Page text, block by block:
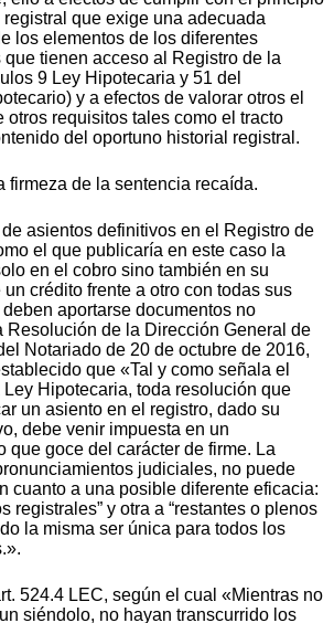
que exige una adecuada
los elementos de los diferentes
tienen acceso al Registro de la
9 Ley Hipotecaria y 51 del
y a efectos de valorar otros el
otros requisitos tales como el tracto
del oportuno historial registral.
de la sentencia recaída.
asientos definitivos en el Registro de
el que publicaría en este caso la
en el cobro sino también en su
crédito frente a otro con todas sus
aportarse documentos no
Resolución de la Dirección General de
Notariado de 20 de octubre de 2016,
que «Tal y como señala el
Hipotecaria, toda resolución que
un asiento en el registro, dado su
debe venir impuesta en un
que goce del carácter de firme. La
judiciales, no puede
cuanto a una posible diferente eficacia:
registrales” y otra a “restantes o plenos
la misma ser única para todos los
524.4 LEC, según el cual «Mientras no
siéndolo, no hayan transcurrido los